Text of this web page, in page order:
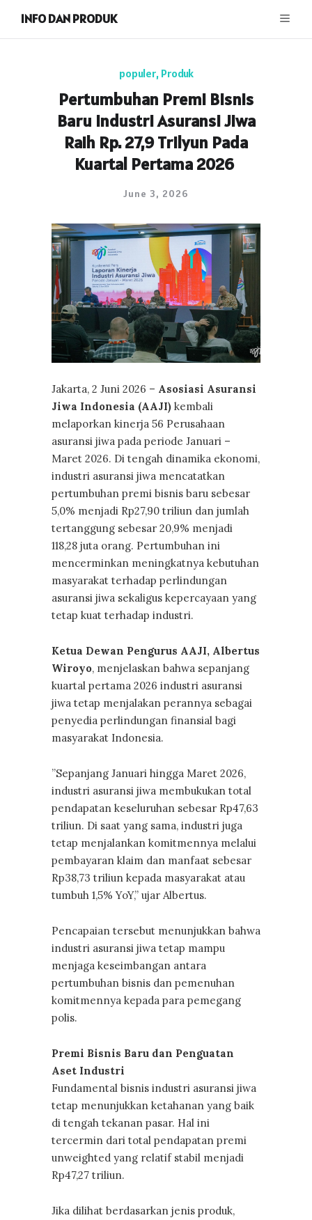
INFO DAN PRODUK
populer, Produk
Pertumbuhan Premi Bisnis
Baru Industri Asuransi Jiwa
Raih Rp. 27,9 Trilyun Pada
Kuartal Pertama 2026
June 3, 2026
Jakarta, 2 Juni 2026 – Asosiasi Asuransi
Jiwa Indonesia (AAJI) kembali
melaporkan kinerja 56 Perusahaan
asuransi jiwa pada periode Januari –
Maret 2026. Di tengah dinamika ekonomi,
industri asuransi jiwa mencatatkan
pertumbuhan premi bisnis baru sebesar
5,0% menjadi Rp27,90 triliun dan jumlah
tertanggung sebesar 20,9% menjadi
118,28 juta orang. Pertumbuhan ini
mencerminkan meningkatnya kebutuhan
masyarakat terhadap perlindungan
asuransi jiwa sekaligus kepercayaan yang
tetap kuat terhadap industri.
Ketua Dewan Pengurus AAJI, Albertus
Wiroyo, menjelaskan bahwa sepanjang
kuartal pertama 2026 industri asuransi
jiwa tetap menjalakan perannya sebagai
penyedia perlindungan finansial bagi
masyarakat Indonesia.
”Sepanjang Januari hingga Maret 2026,
industri asuransi jiwa membukukan total
pendapatan keseluruhan sebesar Rp47,63
triliun. Di saat yang sama, industri juga
tetap menjalankan komitmennya melalui
pembayaran klaim dan manfaat sebesar
Rp38,73 triliun kepada masyarakat atau
tumbuh 1,5% YoY,” ujar Albertus.
Pencapaian tersebut menunjukkan bahwa
industri asuransi jiwa tetap mampu
menjaga keseimbangan antara
pertumbuhan bisnis dan pemenuhan
komitmennya kepada para pemegang
polis.
Premi Bisnis Baru dan Penguatan
Aset Industri
Fundamental bisnis industri asuransi jiwa
tetap menunjukkan ketahanan yang baik
di tengah tekanan pasar. Hal ini
tercermin dari total pendapatan premi
unweighted yang relatif stabil menjadi
Rp47,27 triliun.
Jika dilihat berdasarkan jenis produk,